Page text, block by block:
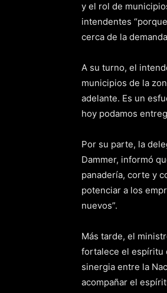
y el rol de
intendentes
cerca de la
A su turno, el
municipios de la
adelante. Es un
hoy podamos
Por su parte, la
Dammer, informó
panadería, corte y
potenciar a los
nuevos”.
Más tarde, el
fortalece el espíritu
sinergia entre la
acompañar el